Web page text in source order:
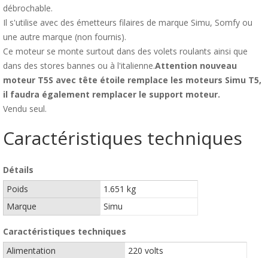
débrochable.
Il s'utilise avec des émetteurs filaires de marque Simu, Somfy ou
une autre marque (non fournis).
Ce moteur se monte surtout dans des volets roulants ainsi que
dans des stores bannes ou à l'italienne.Attention nouveau
moteur T5S avec tête étoile remplace les moteurs Simu T5,
il faudra également remplacer le support moteur.
Vendu seul.
Caractéristiques techniques
Détails
Poids
1.651 kg
Marque
Simu
Caractéristiques techniques
Alimentation
220 volts